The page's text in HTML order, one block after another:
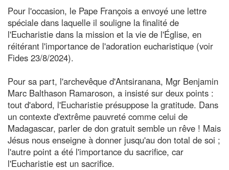
Pour l'occasion, le Pape François a envoyé une lettre
spéciale dans laquelle il souligne la finalité de
l'Eucharistie dans la mission et la vie de l'Église, en
réitérant l'importance de l'adoration eucharistique (voir
Fides 23/8/2024).
Pour sa part, l'archevêque d'Antsiranana, Mgr Benjamin
Marc Balthason Ramaroson, a insisté sur deux points :
tout d'abord, l'Eucharistie présuppose la gratitude. Dans
un contexte d'extrême pauvreté comme celui de
Madagascar, parler de don gratuit semble un rêve ! Mais
Jésus nous enseigne à donner jusqu'au don total de soi ;
l'autre point a été l'importance du sacrifice, car
l'Eucharistie est un sacrifice.